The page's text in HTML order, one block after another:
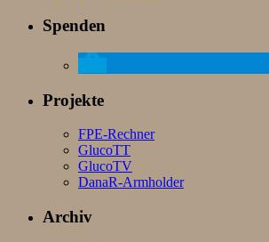
Spenden
Projekte
FPE-Rechner
GlucoTT
GlucoTV
DanaR-Armholder
Archiv